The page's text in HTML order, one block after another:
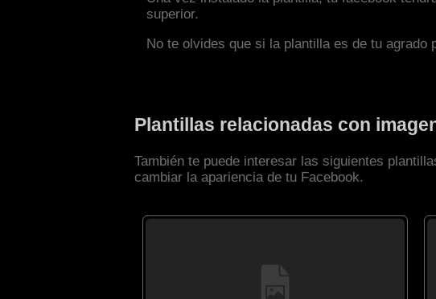
superior.
No te olvides que si la plantilla es de tu agrado
Plantillas relacionadas con
También te puede interesar las siguientes
cambiar la apariencia de tu Facebook.